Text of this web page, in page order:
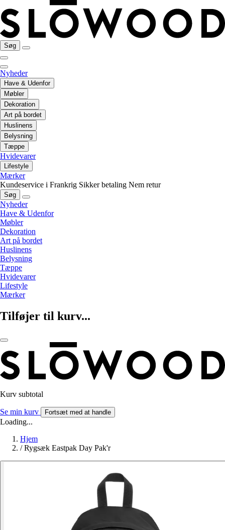
Søg
Nyheder
Have & Udenfor
Møbler
Dekoration
Art på bordet
Huslinens
Belysning
Tæppe
Hvidevarer
Lifestyle
Mærker
Kundeservice i Frankrig Sikker betaling Nem retur
Søg
Nyheder
Have & Udenfor
Møbler
Dekoration
Art på bordet
Huslinens
Belysning
Tæppe
Hvidevarer
Lifestyle
Mærker
Tilføjer til kurv...
Kurv subtotal
Se min kurv Fortsæt med at handle
Loading...
Hjem
/ Rygsæk Eastpak Day Pak'r